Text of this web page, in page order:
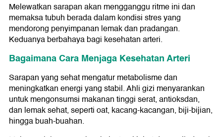
Melewatkan sarapan akan mengganggu ritme ini dan
memaksa tubuh berada dalam kondisi stres yang
mendorong penyimpanan lemak dan pradangan.
Keduanya berbahaya bagi kesehatan arteri.
Bagaimana Cara Menjaga Kesehatan Arteri
Sarapan yang sehat mengatur metabolisme dan
meningkatkan energi yang stabil. Ahli gizi menyarankan
untuk mengonsumsi makanan tinggi serat, antioksdan,
dan lemak sehat, seperti oat, kacang-kacangan, biji-bijian,
hingga buah-buahan.